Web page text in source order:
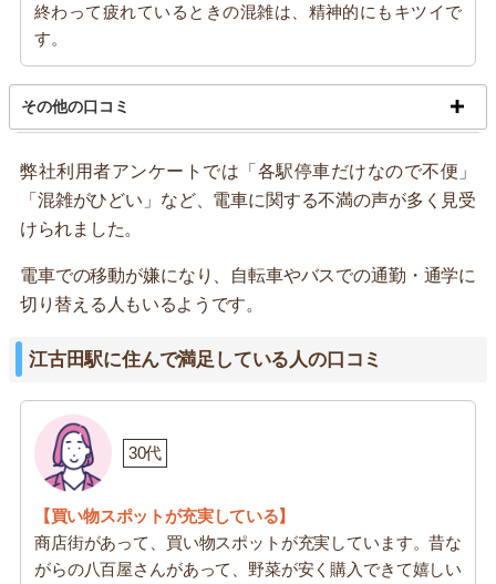
終わって疲れているときの混雑は、精神的にもキツイで
す。
その他の口コミ
弊社利用者アンケートでは「各駅停車だけなので不便」
「混雑がひどい」など、電車に関する不満の声が多く見受
けられました。
電車での移動が嫌になり、自転車やバスでの通勤・通学に
切り替える人もいるようです。
江古田駅に住んで満足している人の口コミ
30代
【買い物スポットが充実している】
商店街があって、買い物スポットが充実しています。昔な
がらの八百屋さんがあって、野菜が安く購入できて嬉しい